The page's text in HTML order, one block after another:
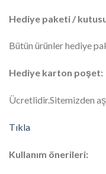
Hediye paketi /
Bütün ürünler hediye
Hediye karton poşet:
Ücretlidir.Sitemizden
Tıkla
Kullanım önerileri: